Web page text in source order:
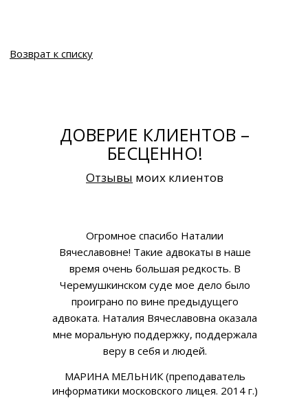
Возврат к списку
ДОВЕРИЕ КЛИЕНТОВ –
БЕСЦЕННО!
Отзывы моих клиентов
Огромное спасибо Наталии
Вячеславовне! Такие адвокаты в наше
время очень большая редкость. В
Черемушкинском суде мое дело было
проиграно по вине предыдущего
адвоката. Наталия Вячеславовна оказала
мне моральную поддержку, поддержала
веру в себя и людей.
МАРИНА МЕЛЬНИК (преподаватель
информатики московского лицея. 2014 г.)